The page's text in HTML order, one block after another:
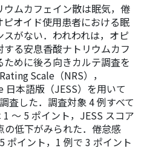
ムカフェイン散は眠気，倦
オイド使用患者における眠
がない．われわれは，オピ
る安息香酸ナトリウムカフ
めに後ろ向きカルテ調査を
Scale（NRS），
本語版（JESS）を用いて
査した．調査対象 4 例すべて
〜 5 ポイント，JESS スコア
の低下がみられた．倦怠感
ポイント，1 例で 3 ポイント